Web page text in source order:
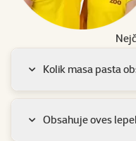
Kolik masa pasta
Obsahuje oves